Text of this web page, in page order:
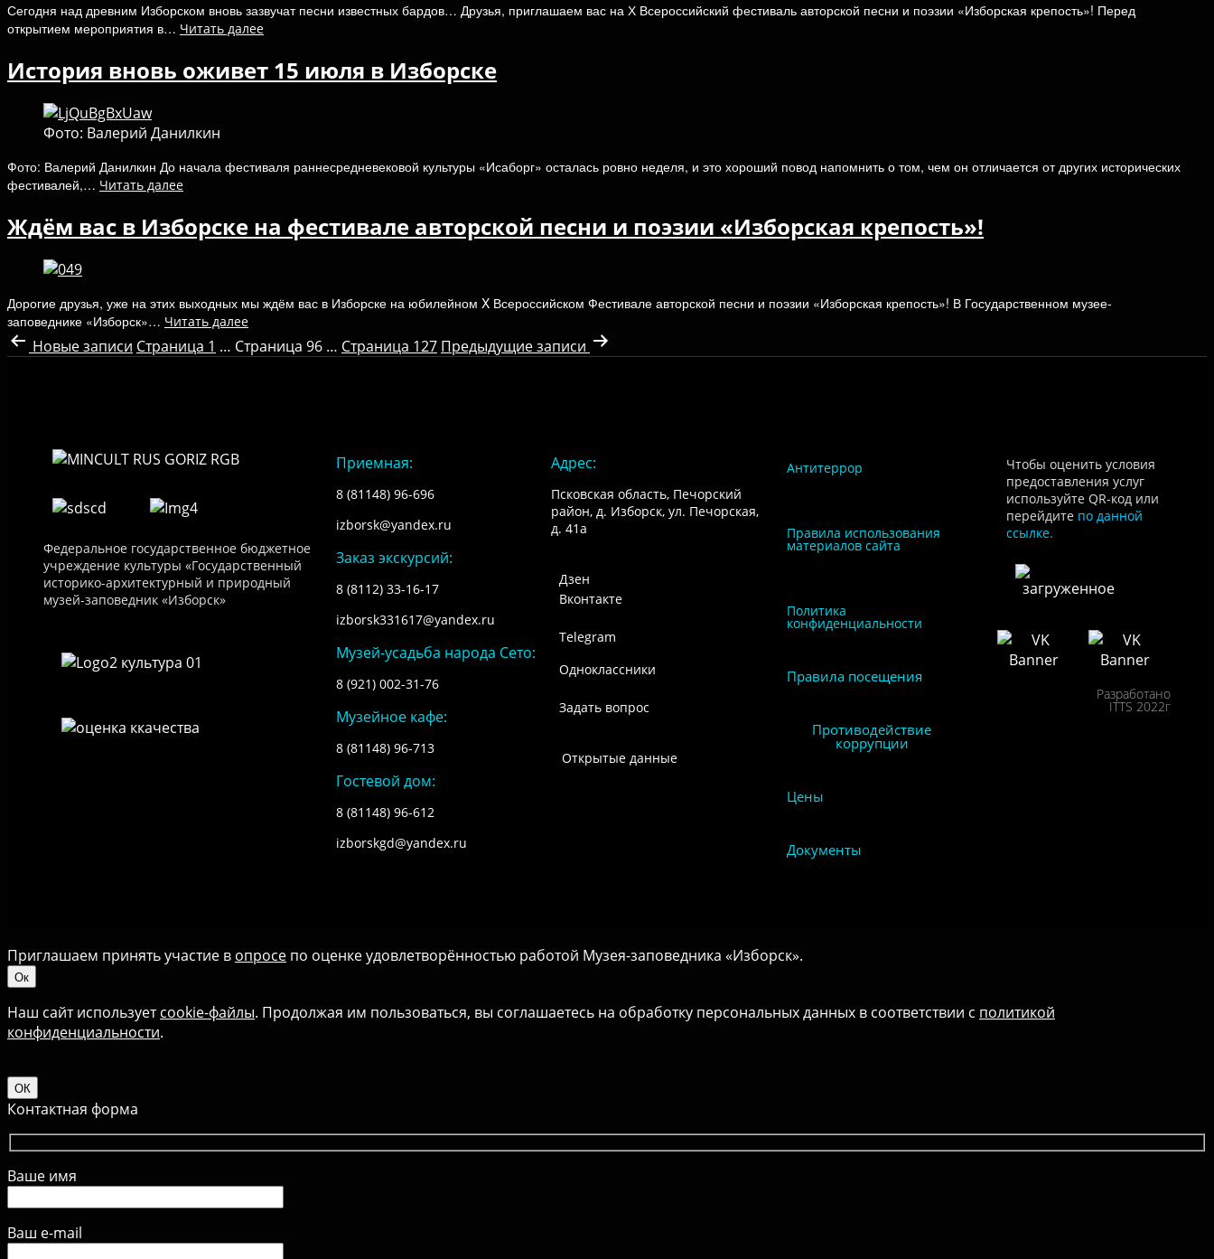
Сегодня над древним Изборском вновь зазвучат песни известных бардов… Друзья, приглашаем вас на Х Всероссийский фестиваль авторской песни и поэзии «Изборская крепость»! Перед
открытием мероприятия в… Читать далее
История вновь оживет 15 июля в Изборске
Фото: Валерий Данилкин
Фото: Валерий Данилкин До начала фестиваля раннесредневековой культуры «Исаборг» осталась ровно неделя, и это хороший повод напомнить о том, чем он отличается от других исторических
фестивалей,… Читать далее
Ждём вас в Изборске на фестивале авторской песни и поэзии «Изборская крепость»!
Дорогие друзья, уже на этих выходных мы ждём вас в Изборске на юбилейном X Всероссийском Фестивале авторской песни и поэзии «Изборская крепость»! В Государственном музее-
заповеднике «Изборск»… Читать далее
Новыезаписи Страница 1 … Страница 96 … Страница 127 Предыдущиезаписи
Федеральное государственное бюджетное
учреждение культуры «Государственный
историко-архитектурный и природный
музей-заповедник «Изборск»
Приемная:
8 (81148) 96-696
izborsk@yandex.ru
Заказ экскурсий:
8 (8112) 33-16-17
izborsk331617@yandex.ru
Музей-усадьба народа Сето:
8 (921) 002-31-76
Музейное кафе:
8 (81148) 96-713
Гостевой дом:
8 (81148) 96-612
izborskgd@yandex.ru
Адрес:
Псковская область, Печорский
район, д. Изборск, ул. Печорская,
д. 41а
Дзен
Вконтакте
Telegram
Одноклассники
Задать вопрос
Открытые данные
Антитеррор
Правила использования
материалов сайта
Политика
конфиденциальности
Правила посещения
Противодействие
коррупции
Цены
Документы
Чтобы оценить условия
предоставления услуг
используйте QR-код или
перейдите по данной
ссылке.
Разработано
ITTS 2022г
Приглашаем принять участие в опросе по оценке удовлетворённостью работой Музея-заповедника «‎Изборск».
Ок
Наш сайт используетcookie-файлы. Продолжая им пользоваться, вы соглашаетесь на обработку персональных данных в соответствии с политикой
конфиденциальности.
ОК
Контактная форма
Ваше имя
Ваш e-mail